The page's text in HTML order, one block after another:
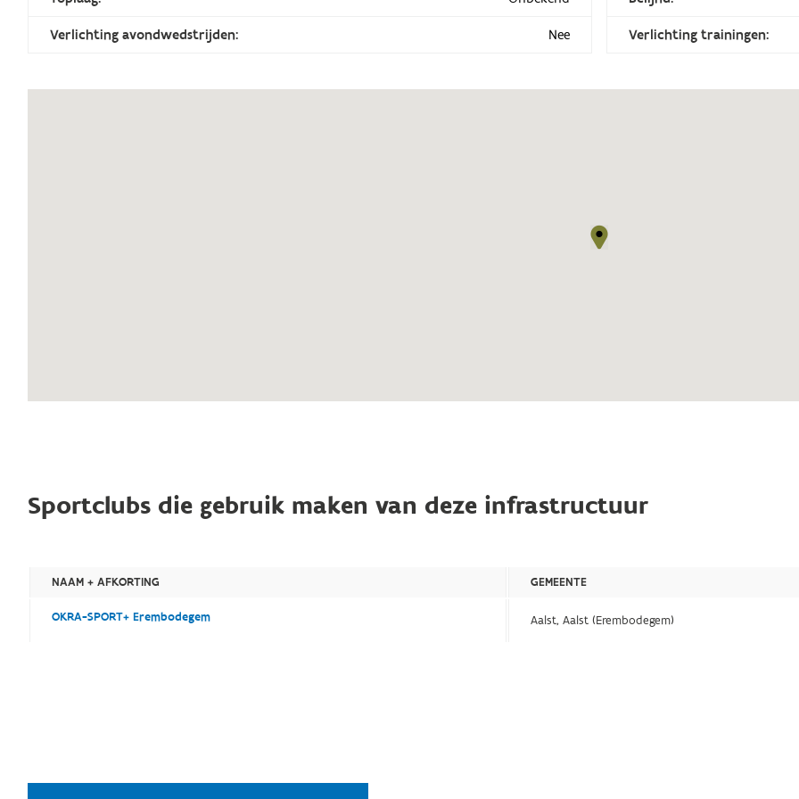
Verlichting avondwedstrijden: Nee Verlichting trainingen:
Sportclubs die gebruik maken van deze infrastructuur
NAAM + AFKORTING GEMEENTE
OKRA-SPORT+ Erembodegem Aalst, Aalst (Erembodegem)